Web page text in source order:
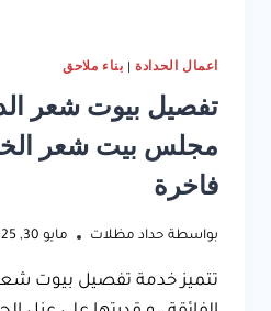
اعمال الحدادة| بناء ملاحق
تفصيل بيوت شعر
مجلس بيت شعر
فاخرة
بواسطة حداد مظلات مايو 30, 2025
تتميز خدمة تفصيل بيوت شعر